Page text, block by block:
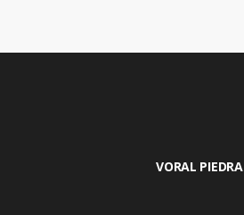
VORAL PIEDRA